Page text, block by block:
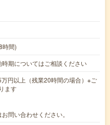
時間)
時期についてはご相談ください
円以上（残業20時間の場合）※ご
ます
問い合わせください。